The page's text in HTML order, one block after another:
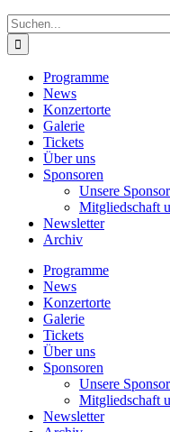
Suche
nach:
Programme
News
Konzertorte
Galerie
Tickets
Über uns
Sponsoren
Unsere
Mitgliedschaft
Newsletter
Archiv
Programme
News
Konzertorte
Galerie
Tickets
Über uns
Sponsoren
Unsere
Mitgliedschaft
Newsletter